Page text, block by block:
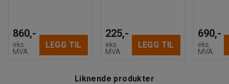
860,-
eks.
MVA
LEGG TIL
225,-
eks.
MVA
LEGG TIL
690,-
eks.
MVA
Liknende produkter